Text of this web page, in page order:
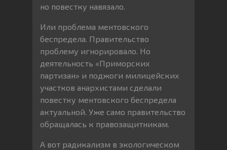
но повестку навязало.
Или проблема ментовского
беспредела. Правительство
проблему игнорировало. Но
деятельность «Приморских
партизан» и поджоги милицейских
участков анархистами сделали
повестку ментовского беспредела
актуальной. Уже само правительство
обращалась к правозащитникам.
А вот радикализм в экологическом